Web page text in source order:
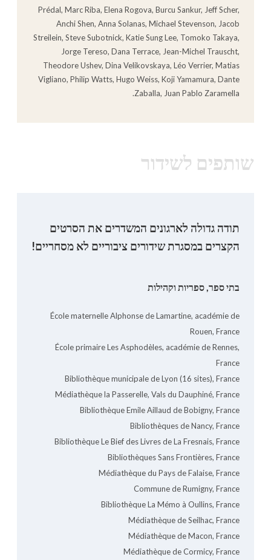
Prédal, Marc Riba, Elena Rogova, Burcu Sankur, Jeff Scher,
Anchi Shen, Anna Solanas, Michael Stevenson, Jacob
Streilein, Steve Subotnick, Katie Sung Lee, Tomoko Takaya,
Jorge Tereso, Dana Terrace, Jean-Michel Trauscht,
Theodore Ushev, Dina Velikovskaya, Léo Verrier, Matias
Vigliano, Philip Watts, Hugo Weiss, Koji Yamamura, Dante
Zaballa, Juan Pablo Zaramella.
שותפים לשידור
תודה גדולה לארגונים המשדרים את הסרטים
הקצרים במסגרת שידורים ציבוריים לא מסחריים!
בתי ספר, ספריות וקהילות
École maternelle Alphonse de Lamartine, académie de
Rouen, France
École primaire Les Asphodèles, académie de Rennes,
France
Bibliothèque municipale de Lyon (16 sites), France
Médiathèque la Passerelle, Vals du Dauphiné, France
Bibliothèque Emile Aillaud de Bobigny, France
Bibliothèques de Nancy, France
Bibliothèque Le Bief des Livres de La Fresnais, France
Bibliothèques Sans Frontières, France
Médiathèque du Pays de Falaise, France
Commune de Rumigny, France
Bibliothèque La Mémo à Oullins, France
Médiathèque de Seilhac, France
Médiathèque de Macon, France
Médiathèque de Cormicy, France